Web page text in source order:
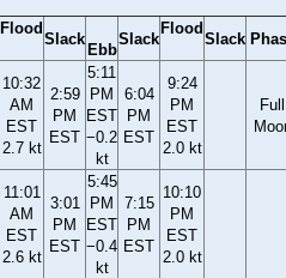
Flood
Slack
Ebb
Slack
Flood
Slack
10:32
AM
EST
2.7 kt
2:59
PM
EST
5:11
PM
EST
−0.2
kt
6:04
PM
EST
9:24
PM
EST
2.0 kt
Full
11:01
AM
EST
2.6 kt
3:01
PM
EST
5:45
PM
EST
−0.4
kt
7:15
PM
EST
10:10
PM
EST
2.0 kt